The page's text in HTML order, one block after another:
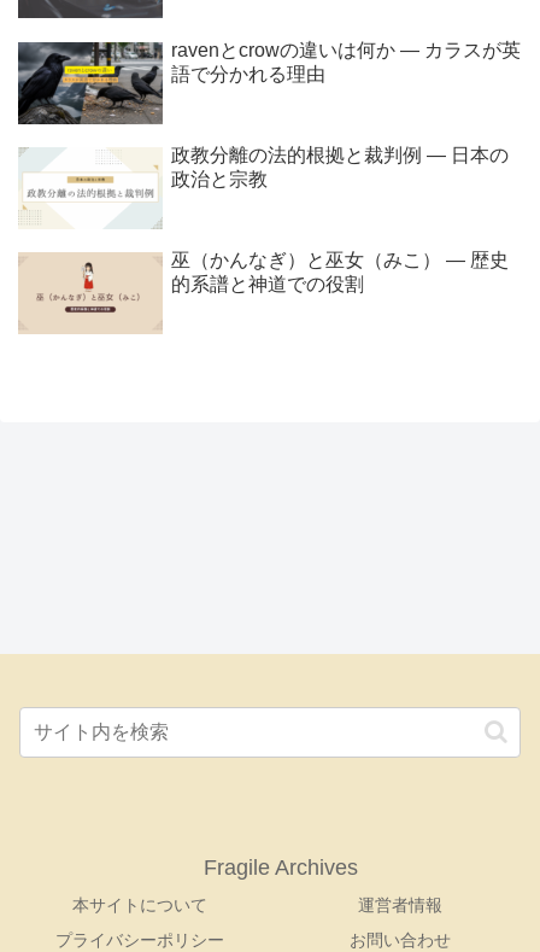
ravenとcrowの違いは何か ― カラスが英
語で分かれる理由
政教分離の法的根拠と裁判例 ― 日本の
政治と宗教
巫（かんなぎ）と巫女（みこ） ― 歴史
的系譜と神道での役割
Fragile Archives
本サイトについて
運営者情報
プライバシーポリシー
お問い合わせ